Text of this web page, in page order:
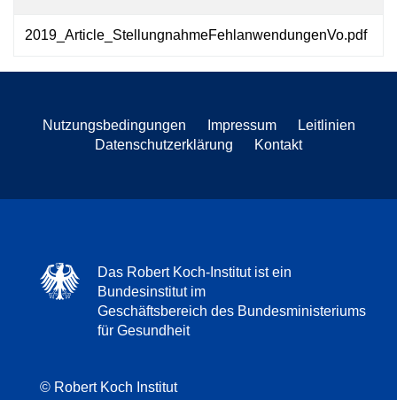
2019_Article_StellungnahmeFehlanwendungenVo.pdf
Nutzungsbedingungen Impressum
Leitlinien
Datenschutzerklärung
Kontakt
Das Robert Koch-Institut ist ein
Bundesinstitut im
Geschäftsbereich des Bundesministeriums
für Gesundheit
© Robert Koch Institut